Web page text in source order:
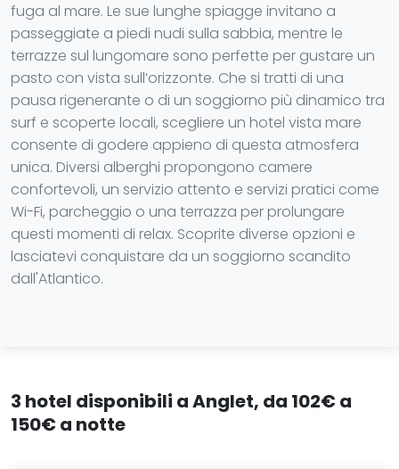
fuga al mare. Le sue lunghe spiagge invitano a
passeggiate a piedi nudi sulla sabbia, mentre le
terrazze sul lungomare sono perfette per gustare un
pasto con vista sull’orizzonte. Che si tratti di una
pausa rigenerante o di un soggiorno più dinamico tra
surf e scoperte locali, scegliere un hotel vista mare
consente di godere appieno di questa atmosfera
unica. Diversi alberghi propongono camere
confortevoli, un servizio attento e servizi pratici come
Wi-Fi, parcheggio o una terrazza per prolungare
questi momenti di relax. Scoprite diverse opzioni e
lasciatevi conquistare da un soggiorno scandito
dall'Atlantico.
3 hotel disponibili a Anglet, da 102€ a
150€ a notte